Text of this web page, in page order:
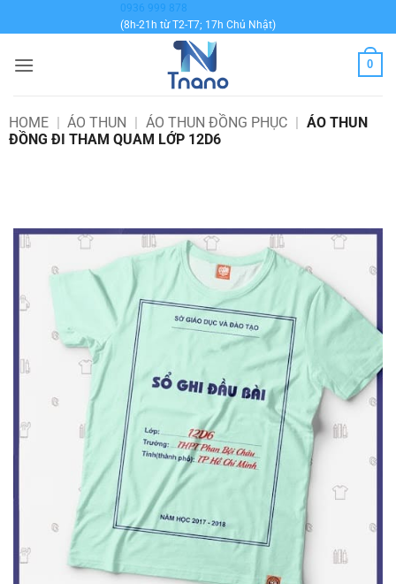
qua
dung
0936 999 878
(8h-21h từ T2-T7; 17h Chủ Nhật)
0
HOME | ÁO THUN | ÁO THUN ĐỒNG PHỤC | ÁO THUN
ĐỒNG ĐI THAM QUAM LỚP 12D6